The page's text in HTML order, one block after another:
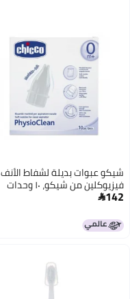
شيكو عبوات بديلة لشفاط الأنف
فيزيوكلين من شيكو، ١٠ وحدات
142